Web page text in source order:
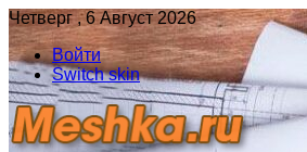
Четверг , 6 Август 2026
Войти
Switch skin